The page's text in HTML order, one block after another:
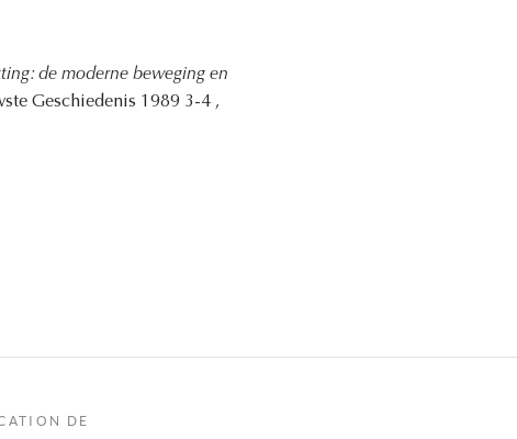
de moderne beweging en
Geschiedenis 1989 3-4 ,
DE